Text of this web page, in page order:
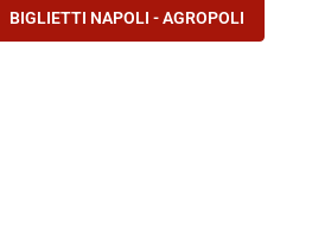
BIGLIETTI NAPOLI - AGROPOLI